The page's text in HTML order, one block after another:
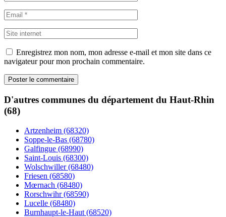
Enregistrez mon nom, mon adresse e-mail et mon site dans ce
navigateur pour mon prochain commentaire.
D'autres communes du département du Haut-Rhin
(68)
Artzenheim (68320)
Soppe-le-Bas (68780)
Galfingue (68990)
Saint-Louis (68300)
Wolschwiller (68480)
Friesen (68580)
Mœrnach (68480)
Rorschwihr (68590)
Lucelle (68480)
Burnhaupt-le-Haut (68520)